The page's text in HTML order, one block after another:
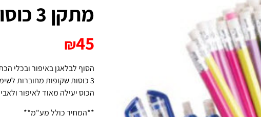
מתקן 3 כוסות Trio
₪45
הסוף לבלאגן באיפור ובכלי
3 כוסות שקופות מחוברות לשימושים שונים
הכוס יעילה מאוד לאיפור
**המחיר כולל מע"מ**